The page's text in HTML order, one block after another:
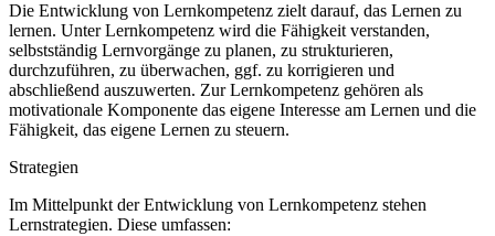
Die Entwicklung von Lernkompetenz zielt darauf, das Lernen zu
lernen. Unter Lernkompetenz wird die Fähigkeit verstanden,
selbstständig Lernvorgänge zu planen, zu strukturieren,
durchzuführen, zu überwachen, ggf. zu korrigieren und
abschließend auszuwerten. Zur Lernkompetenz gehören als
motivationale Komponente das eigene Interesse am Lernen und die
Fähigkeit, das eigene Lernen zu steuern.
Strategien
Im Mittelpunkt der Entwicklung von Lernkompetenz stehen
Lernstrategien. Diese umfassen: